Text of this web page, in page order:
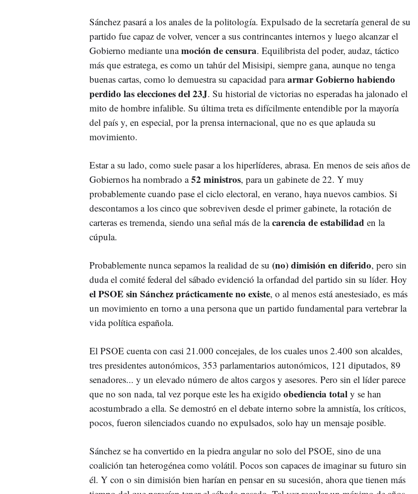
Sánchez pasará a los anales de la politología. Expulsado de la secretaría general de su
partido fue capaz de volver, vencer a sus contrincantes internos y luego alcanzar el
Gobierno mediante unamoción de censura. Equilibrista del poder, audaz, táctico
más que estratega, es como un tahúr del Misisipi, siempre gana, aunque no tenga
buenas cartas, como lo demuestra su capacidad paraarmar Gobierno habiendo
perdido las elecciones del 23J. Su historial de victorias no esperadas ha jalonado el
mito de hombre infalible. Su última treta es difícilmente entendible por la mayoría
del país y, en especial, por la prensa internacional, que no es que aplauda su
movimiento.
Estar a su lado, como suele pasar a los hiperlíderes, abrasa. En menos de seis años de
Gobiernos ha nombrado a52 ministros, para un gabinete de 22. Y muy
probablemente cuando pase el ciclo electoral, en verano, haya nuevos cambios. Si
descontamos a los cinco que sobreviven desde el primer gabinete, la rotación de
carteras es tremenda, siendo una señal más de lacarencia de estabilidad en la
cúpula.
Probablemente nunca sepamos la realidad de su (no) dimisión en diferido, pero sin
duda el comité federal del sábado evidenció la orfandad del partido sin su líder. Hoy
el PSOE sin Sánchez prácticamente no existe, o al menos está anestesiado, es más
un movimiento en torno a una persona que un partido fundamental para vertebrar la
vida política española.
El PSOE cuenta con casi 21.000 concejales, de los cuales unos 2.400 son alcaldes,
tres presidentes autonómicos, 353 parlamentarios autonómicos, 121 diputados, 89
senadores... y un elevado número de altos cargos y asesores. Pero sin el líder parece
que no son nada, tal vez porque este les ha exigido obediencia total y se han
acostumbrado a ella. Se demostró en el debate interno sobre la amnistía, los críticos,
pocos, fueron silenciados cuando no expulsados, solo hay un mensaje posible.
Sánchez se ha convertido en la piedra angular no solo del PSOE, sino de una
coalición tan heterogénea como volátil. Pocos son capaces de imaginar su futuro sin
él. Y con o sin dimisión bien harían en pensar en su sucesión, ahora que tienen más